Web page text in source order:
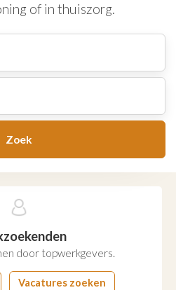
of in thuiszorg.
Zoek
door topwerkgevers.
Vacatures zoeken